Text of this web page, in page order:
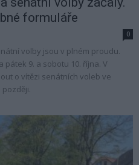
formuláře
0
volby jsou v plném proudu.
9. a sobotu 10. října. V
o vítězi senátních voleb ve